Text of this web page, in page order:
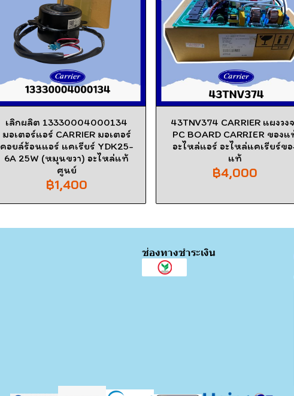
เลิกผลิต 13330004000134
มอเตอร์แอร์ CARRIER มอเตอร์
คอยล์ร้อนแอร์ แคเรียร์ YDK25-
6A 25W (หมุนขวา) อะไหล่แท้
ศูนย์
฿1,400
43TNV374 CARRIER แผงวง
PC BOARD CARRIER ของแ
อะไหล่แอร์ อะไหล่แคเรียร์ขอ
แท้
฿4,000
ช่องทางชำระเงิน